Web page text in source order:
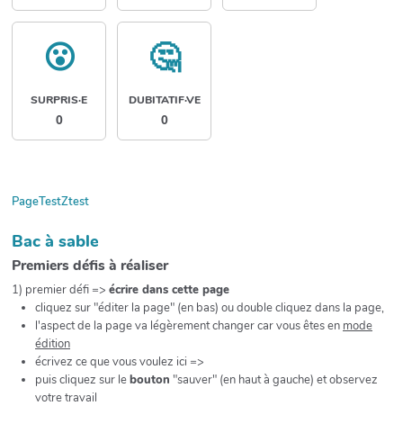
😮
SURPRIS·E
0
🤔
DUBITATIF·VE
0
PageTestZtest
Bac à sable
Premiers défis à réaliser
1) premier défi => écrire dans cette page
cliquez sur "éditer la page" (en bas) ou double cliquez dans la page,
l'aspect de la page va légèrement changer car vous êtes en mode
édition
écrivez ce que vous voulez ici =>
puis cliquez sur lebouton "sauver" (en haut à gauche) et observez
votre travail